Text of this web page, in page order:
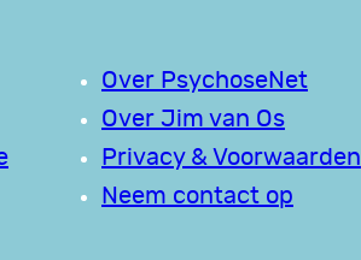
Over PsychoseNet
Over Jim van Os
Privacy & Voorwaarden
Neem contact op